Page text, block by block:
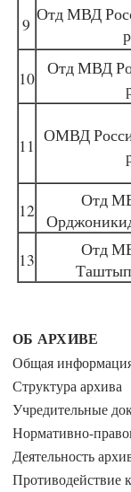
9 Отд МВД
10 Отд МВД
11 ОМВД
12
Отд
13
Отд
ОБ АРХИВЕ
Общая
Структура архива
Учредительные
Нормативно-
Деятельность
Противодействие